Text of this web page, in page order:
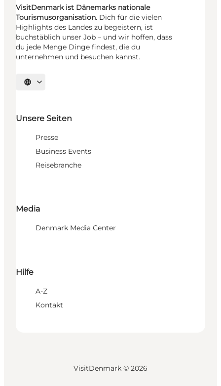
VisitDenmark ist Dänemarks nationale
Tourismusorganisation. Dich für die vielen
Highlights des Landes zu begeistern, ist
buchstäblich unser Job – und wir hoffen, dass
du jede Menge Dinge findest, die du
unternehmen und besuchen kannst.
Sprache auswählen
Unsere Seiten
Presse
Business Events
Reisebranche
Media
Denmark Media Center
Hilfe
A-Z
Kontakt
VisitDenmark © 2026